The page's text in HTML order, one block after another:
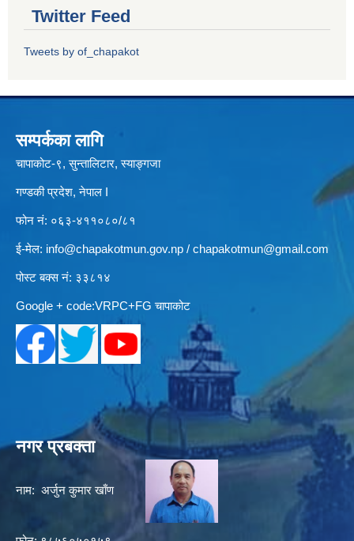
Twitter Feed
Tweets by of_chapakot
सम्पर्कका लागि
चापाकोट-९, सुन्तालिटार, स्याङ्गजा
गण्डकी प्रदेश, नेपाल I
फोन नं: ०६३-४११०८०/८१
ई-मेल: info@chapakotmun.gov.np / chapakotmun@gmail.com
पोस्ट बक्स नं: ३३८१४
Google + code:VRPC+FG चापाकोट
नगर प्रबक्ता
नाम: अर्जुन कुमार खाँण